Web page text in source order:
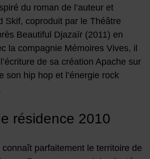
du roman de l’auteur et
Skif, coproduit par le Théâtre
Beautiful Djazaïr (2011) en
la compagnie Mémoires Vives, il
de sa création Apache sur
son hip hop et l’énergie rock
résidence 2010
parfaitement le territoire de